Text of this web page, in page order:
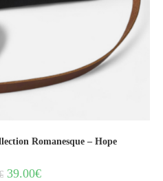
Romanesque – Hope
39.00€